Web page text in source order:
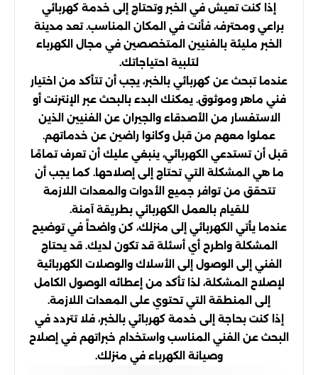
إذا كنت تعيش في الخبر وتحتاج إلى خدمة كهربائي
براعي ومحترف، فأنت في المكان المناسب. تعد مدينة
الخبر مليئة بالفنيين المتخصصين في مجال الكهرباء
لتلبية احتياجاتك.
عندما تبحث عن كهربائي بالخبر، يجب أن تتأكد من اختيار
فني ماهر وموثوق. يمكنك البدء بالبحث عبر الإنترنت أو
الاستفسار من الأصدقاء والجيران عن الفنيين الذين
عملوا معهم من قبل وكانوا راضين عن خدماتهم.
قبل أن تستدعي الكهربائي، ينبغي عليك أن تعرف تمامًا
ما هي المشكلة التي تحتاج إلى إصلاحها. كما يجب أن
تتحقق من توافر جميع الأدوات والمعدات اللازمة
للقيام بالعمل الكهربائي بطريقة آمنة.
عندما يأتي الكهربائي إلى منزلك، كن واضحاً في توضيح
المشكلة واطرح أي أسئلة قد تكون لديك. قد يحتاج
الفني إلى الوصول إلى الأسلاك والوصلات الكهربائية
لإصلاح المشكلة، لذا تأكد من إعطائه الوصول الكامل
إلى المنطقة التي تحتوي على المعدات اللازمة.
إذا كنت بحاجة إلى خدمة كهربائي بالخبر، فلا تتردد في
البحث عن الفني المناسب واستخدام خبراتهم في إصلاح
وصيانة الكهرباء في منزلك.